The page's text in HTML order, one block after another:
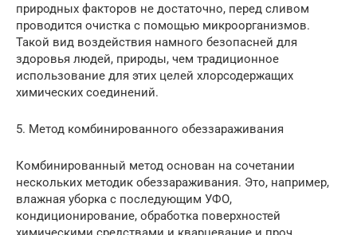
природных факторов не достаточно, перед сливом
проводится очистка с помощью микроорганизмов.
Такой вид воздействия намного безопасней для
здоровья людей, природы, чем традиционное
использование для этих целей хлорсодержащих
химических соединений.
5. Метод комбинированного обеззараживания
Комбинированный метод основан на сочетании
нескольких методик обеззараживания. Это, например,
влажная уборка с последующим УФО,
кондиционирование, обработка поверхностей